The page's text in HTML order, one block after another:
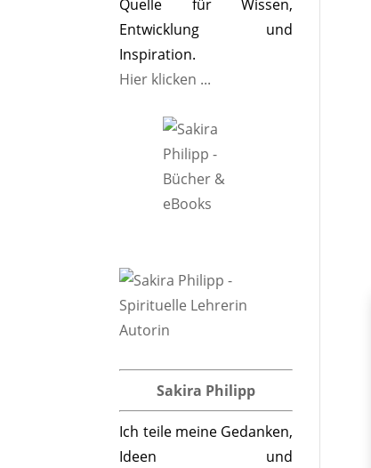
Quelle für Wissen,
Entwicklung und
Inspiration.
Hier klicken ...
Sakira Philipp
Ich teile meine Gedanken,
Ideen und